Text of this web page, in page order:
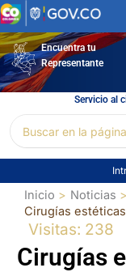
Ir
al
contenidoEncuentra tu
Representante
Servicio al
por:
Inicio
Noticias
Cirugías
Visitas: 238
Cirugías